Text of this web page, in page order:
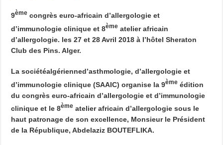
9ème congrès euro-africain d’allergologie et
d’immunologie clinique et 8ème atelier africain
d’allergologie. les 27 et 28 Avril 2018 à l’hôtel Sheraton
Club des Pins. Alger.
La sociétéalgérienned’asthmologie, d’allergologie et
d’immunologie clinique (SAAIC) organise la 9ème édition
du congrès euro-africain d’allergologie et d’immunologie
clinique et le 8ème atelier africain d’allergologie sous le
haut patronage de son excellence, Monsieur le Président
de la République, Abdelaziz BOUTEFLIKA.